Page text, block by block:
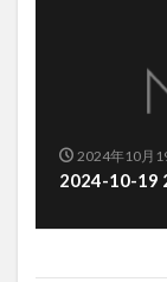
2024年10月
2024-10-19